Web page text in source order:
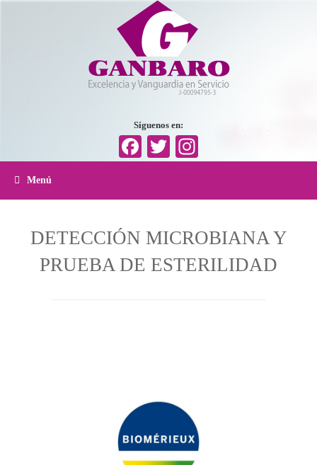
Síguenos en:
Facebook
Twitter
Menú
DETECCIÓN MICROBIANA Y
PRUEBA DE ESTERILIDAD